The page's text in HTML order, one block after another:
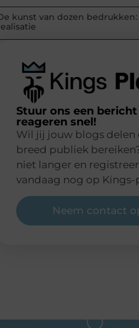
kunst van dozen
Stuur ons een
reageren snel!
Wil jij jouw blogs delen
breed publiek
niet langer en
vandaag nog op Kings-
Neem contact